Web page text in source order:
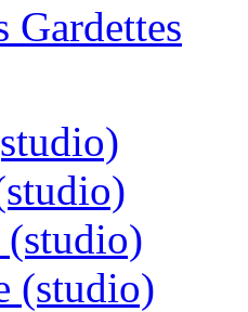
Gardettes
(studio)